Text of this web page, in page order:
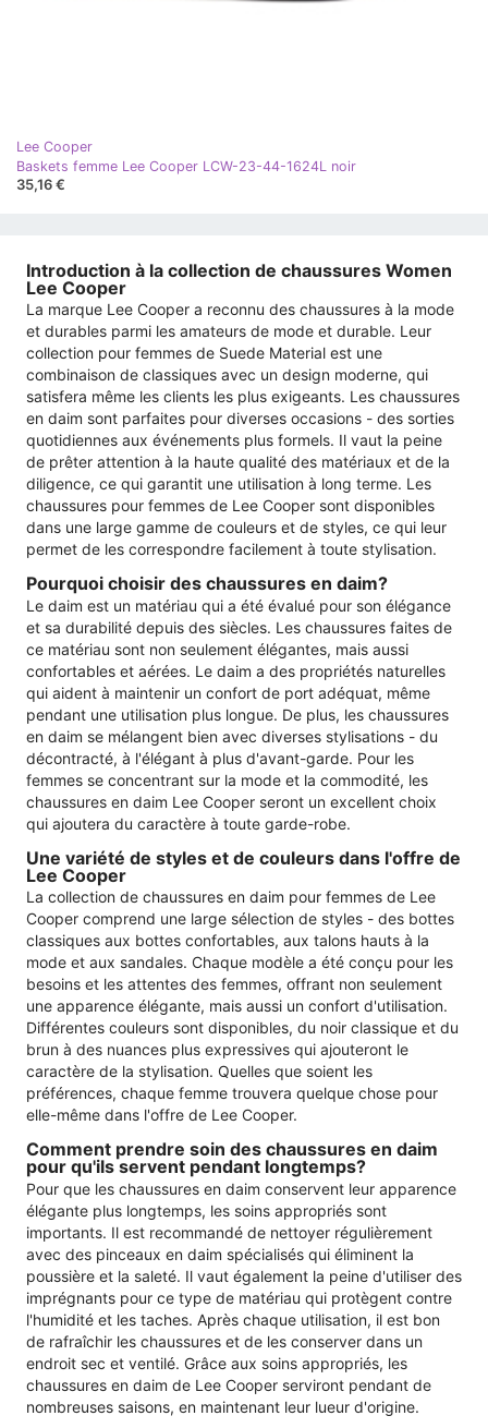
Lee Cooper
Baskets femme Lee Cooper LCW-23-44-1624L noir
35,16 €
Introduction à la collection de chaussures Women
Lee Cooper
La marque Lee Cooper a reconnu des chaussures à la mode
et durables parmi les amateurs de mode et durable. Leur
collection pour femmes de Suede Material est une
combinaison de classiques avec un design moderne, qui
satisfera même les clients les plus exigeants. Les chaussures
en daim sont parfaites pour diverses occasions - des sorties
quotidiennes aux événements plus formels. Il vaut la peine
de prêter attention à la haute qualité des matériaux et de la
diligence, ce qui garantit une utilisation à long terme. Les
chaussures pour femmes de Lee Cooper sont disponibles
dans une large gamme de couleurs et de styles, ce qui leur
permet de les correspondre facilement à toute stylisation.
Pourquoi choisir des chaussures en daim?
Le daim est un matériau qui a été évalué pour son élégance
et sa durabilité depuis des siècles. Les chaussures faites de
ce matériau sont non seulement élégantes, mais aussi
confortables et aérées. Le daim a des propriétés naturelles
qui aident à maintenir un confort de port adéquat, même
pendant une utilisation plus longue. De plus, les chaussures
en daim se mélangent bien avec diverses stylisations - du
décontracté, à l'élégant à plus d'avant-garde. Pour les
femmes se concentrant sur la mode et la commodité, les
chaussures en daim Lee Cooper seront un excellent choix
qui ajoutera du caractère à toute garde-robe.
Une variété de styles et de couleurs dans l'offre de
Lee Cooper
La collection de chaussures en daim pour femmes de Lee
Cooper comprend une large sélection de styles - des bottes
classiques aux bottes confortables, aux talons hauts à la
mode et aux sandales. Chaque modèle a été conçu pour les
besoins et les attentes des femmes, offrant non seulement
une apparence élégante, mais aussi un confort d'utilisation.
Différentes couleurs sont disponibles, du noir classique et du
brun à des nuances plus expressives qui ajouteront le
caractère de la stylisation. Quelles que soient les
préférences, chaque femme trouvera quelque chose pour
elle-même dans l'offre de Lee Cooper.
Comment prendre soin des chaussures en daim
pour qu'ils servent pendant longtemps?
Pour que les chaussures en daim conservent leur apparence
élégante plus longtemps, les soins appropriés sont
importants. Il est recommandé de nettoyer régulièrement
avec des pinceaux en daim spécialisés qui éliminent la
poussière et la saleté. Il vaut également la peine d'utiliser des
imprégnants pour ce type de matériau qui protègent contre
l'humidité et les taches. Après chaque utilisation, il est bon
de rafraîchir les chaussures et de les conserver dans un
endroit sec et ventilé. Grâce aux soins appropriés, les
chaussures en daim de Lee Cooper serviront pendant de
nombreuses saisons, en maintenant leur lueur d'origine.